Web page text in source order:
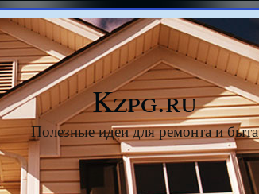
Kzpg.ru
Полезные идеи для ремонта и быта